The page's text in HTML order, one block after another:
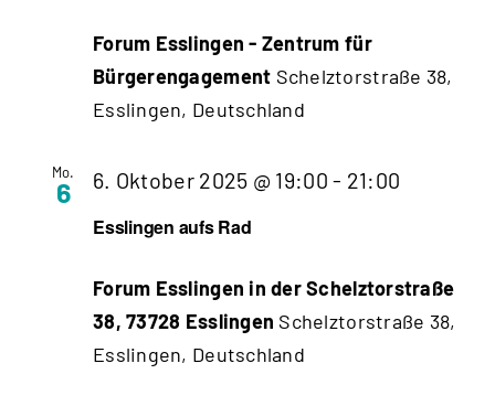
Forum Esslingen - Zentrum für
Bürgerengagement Schelztorstraße 38,
Esslingen, Deutschland
Mo.
6
Esslingen aufs Rad
6. Oktober 2025 @ 19:00 - 21:00
Forum Esslingen in der Schelztorstraße
38, 73728 Esslingen Schelztorstraße 38,
Esslingen, Deutschland